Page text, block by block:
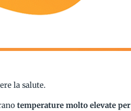
la salute.
temperature molto elevate per